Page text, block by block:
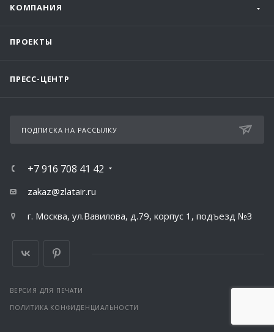
КОМПАНИЯ
ПРОЕКТЫ
ПРЕСС-ЦЕНТР
ПОДПИСКА НА РАССЫЛКУ
+7 916 708 41 42
zakaz@zlatair.ru
г. Москва, ул.Вавилова, д.79, корпус 1, подъезд №3
ВЕРСИЯ ДЛЯ ПЕЧАТИ
ПОЛИТИКА КОНФИДЕНЦИАЛЬНОСТИ